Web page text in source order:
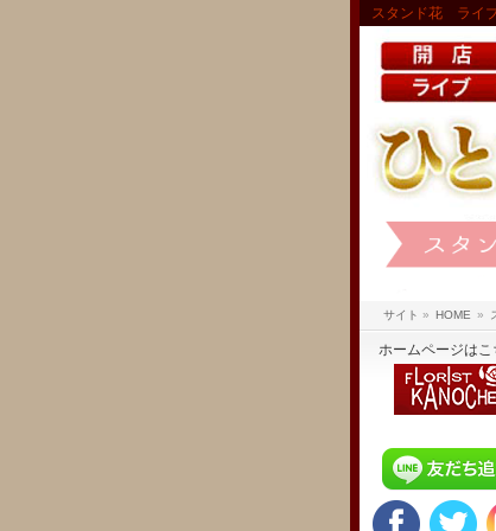
スタンド花 ライ
サイト » HOME »
ホームページはこ